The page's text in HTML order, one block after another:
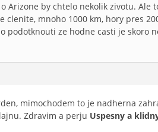
Arizone by chtelo nekolik zivotu. Ale
mnoho 1000 km, hory pres
podotknouti ze hodne casti je skoro
mimochodem to je nadherna
Zdravim a perju Uspesny a